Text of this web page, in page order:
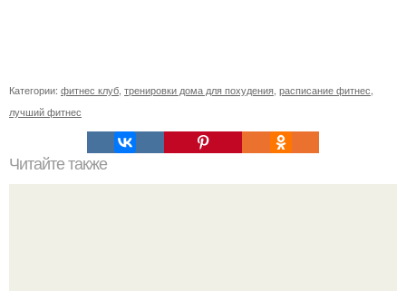
Категории: фитнес клуб тренировки дома для похудения расписание фитнес
лучший фитнес
Читайте также